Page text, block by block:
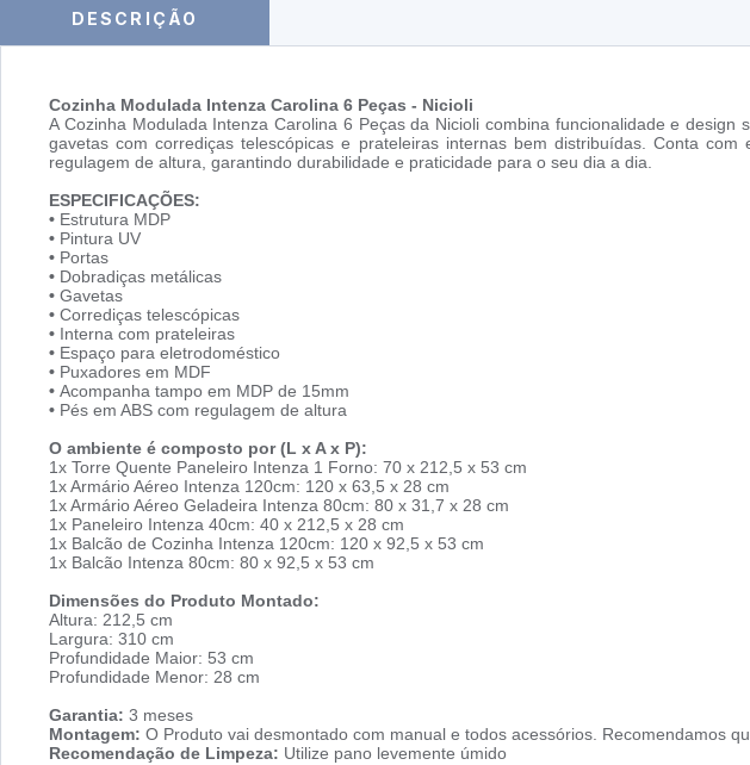
DESCRIÇÃO
Cozinha Modulada Intenza Carolina 6 Peças - Nicioli
A Cozinha Modulada Intenza Carolina 6 Peças da Nicioli combina funcionalidade e
gavetas com corrediças telescópicas e prateleiras internas bem distribuídas. Conta
regulagem de altura, garantindo durabilidade e praticidade para o seu dia a dia.
ESPECIFICAÇÕES:
• Estrutura MDP
• Pintura UV
• Portas
• Dobradiças metálicas
• Gavetas
• Corrediças telescópicas
• Interna com prateleiras
• Espaço para eletrodoméstico
• Puxadores em MDF
• Acompanha tampo em MDP de 15mm
• Pés em ABS com regulagem de altura
O ambiente é composto por (L x A x P):
1x Torre Quente Paneleiro Intenza 1 Forno: 70 x 212,5 x 53 cm
1x Armário Aéreo Intenza 120cm: 120 x 63,5 x 28 cm
1x Armário Aéreo Geladeira Intenza 80cm: 80 x 31,7 x 28 cm
1x Paneleiro Intenza 40cm: 40 x 212,5 x 28 cm
1x Balcão de Cozinha Intenza 120cm: 120 x 92,5 x 53 cm
1x Balcão Intenza 80cm: 80 x 92,5 x 53 cm
Dimensões do Produto Montado:
Altura: 212,5 cm
Largura: 310 cm
Profundidade Maior: 53 cm
Profundidade Menor: 28 cm
Garantia: 3 meses
Montagem: O Produto vai desmontado com manual e todos acessórios. Recomendamos
Recomendação de Limpeza: Utilize pano levemente úmido